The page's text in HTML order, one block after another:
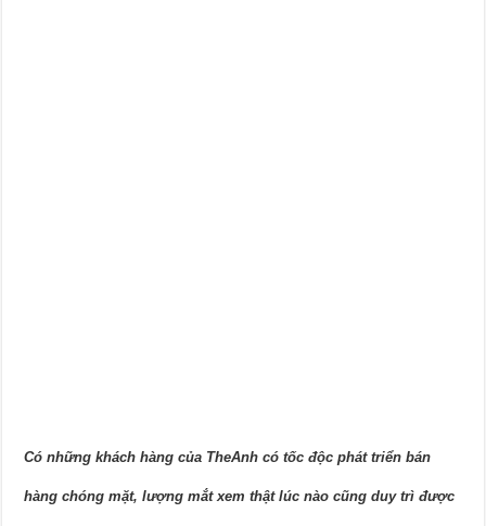
Có những khách hàng của TheAnh có tốc độc phát triển bán
hàng chóng mặt, lượng mắt xem thật lúc nào cũng duy trì được